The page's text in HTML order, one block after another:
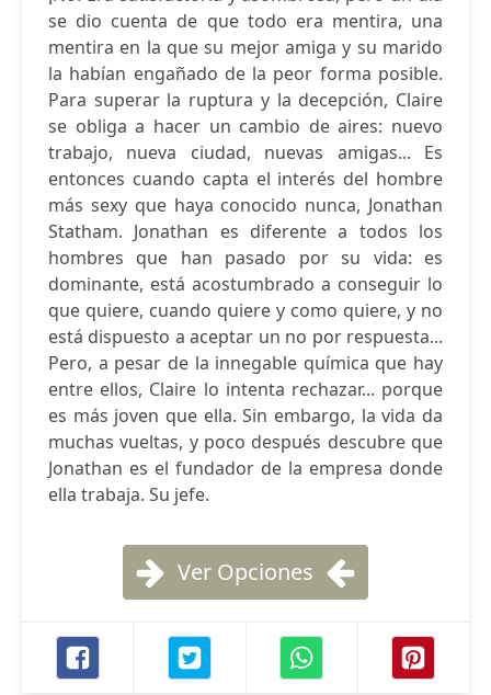
se dio cuenta de que todo era mentira, una
mentira en la que su mejor amiga y su marido
la habían engañado de la peor forma posible.
Para superar la ruptura y la decepción, Claire
se obliga a hacer un cambio de aires: nuevo
trabajo, nueva ciudad, nuevas amigas... Es
entonces cuando capta el interés del hombre
más sexy que haya conocido nunca, Jonathan
Statham. Jonathan es diferente a todos los
hombres que han pasado por su vida: es
dominante, está acostumbrado a conseguir lo
que quiere, cuando quiere y como quiere, y no
está dispuesto a aceptar un no por respuesta...
Pero, a pesar de la innegable química que hay
entre ellos, Claire lo intenta rechazar... porque
es más joven que ella. Sin embargo, la vida da
muchas vueltas, y poco después descubre que
Jonathan es el fundador de la empresa donde
ella trabaja. Su jefe.
Ver Opciones